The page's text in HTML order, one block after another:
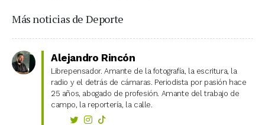
Más noticias de Deporte
Alejandro Rincón
Librepensador. Amante de la fotografía, la escritura, la
radio y el detrás de cámaras. Periodista por pasión hace
25 años, abogado de profesión. Amante del trabajo de
campo, la reportería, la calle.